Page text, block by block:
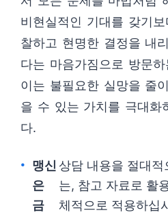
비현실적인 기대를 갖기
찰하고 현명한 결정을 내
다는 마음가짐으로 방문
이는 불필요한 실망을 줄
을 수 있는 가치를 극대화
다.
맹신
은
금
상담 내용을 절대
는, 참고 자료로 활
체적으로 적용하십